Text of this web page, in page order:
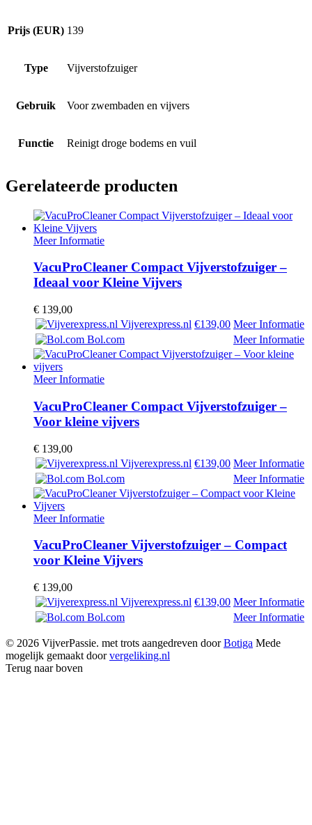
Prijs (EUR) 139
Type Vijverstofzuiger
Gebruik Voor zwembaden en vijvers
Functie Reinigt droge bodems en vuil
Gerelateerde producten
Meer Informatie
VacuProCleaner Compact Vijverstofzuiger –
Ideaal voor Kleine Vijvers
€ 139,00
Vijverexpress.nl €139,00 Meer Informatie
Bol.com
Meer Informatie
Meer Informatie
VacuProCleaner Compact Vijverstofzuiger –
Voor kleine vijvers
€ 139,00
Vijverexpress.nl €139,00 Meer Informatie
Bol.com
Meer Informatie
Meer Informatie
VacuProCleaner Vijverstofzuiger – Compact
voor Kleine Vijvers
€ 139,00
Vijverexpress.nl €139,00 Meer Informatie
Bol.com
Meer Informatie
© 2026 VijverPassie. met trots aangedreven doorBotiga Mede
mogelijk gemaakt doorvergeliking.nl
Terug naar boven